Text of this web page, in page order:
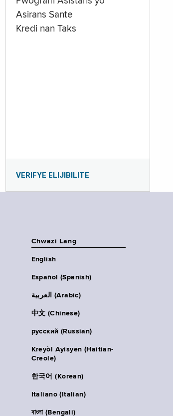
Asirans Sante
Kredi nan Taks
VERIFYE ELIJIBILITE
Chwazi Lang
English
Español (Spanish)
العربية (Arabic)
中文 (Chinese)
русский (Russian)
Kreyòl Ayisyen (Haitian-
Creole)
한국어 (Korean)
Italiano (Italian)
বাংলা (Bengali)